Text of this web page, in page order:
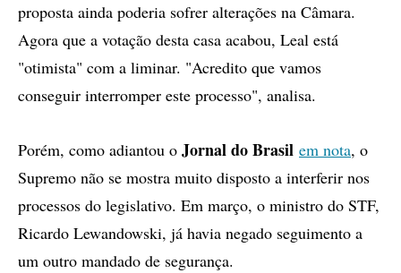
proposta ainda poderia sofrer alterações na Câmara.
Agora que a votação desta casa acabou, Leal está
"otimista" com a liminar. "Acredito que vamos
conseguir interromper este processo", analisa.
Porém, como adiantou o Jornal do Brasil em nota, o
Supremo não se mostra muito disposto a interferir nos
processos do legislativo. Em março, o ministro do STF,
Ricardo Lewandowski, já havia negado seguimento a
um outro mandado de segurança.